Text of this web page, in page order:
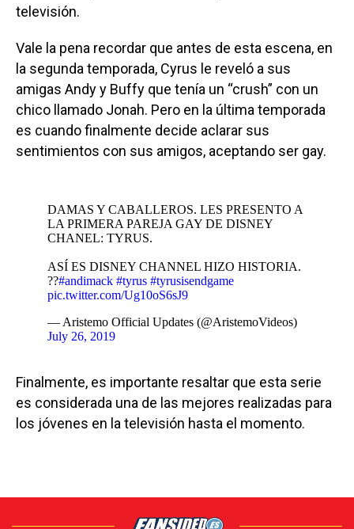
televisión.
Vale la pena recordar que antes de esta escena, en
la segunda temporada, Cyrus le reveló a sus
amigas Andy y Buffy que tenía un “crush” con un
chico llamado Jonah. Pero en la última temporada
es cuando finalmente decide aclarar sus
sentimientos con sus amigos, aceptando ser gay.
DAMAS Y CABALLEROS. LES PRESENTO A
LA PRIMERA PAREJA GAY DE DISNEY
CHANEL: TYRUS.
ASÍ ES DISNEY CHANNEL HIZO HISTORIA.
?️‍?#andimack #tyrus #tyrusisendgame
pic.twitter.com/Ug10oS6sJ9
— Aristemo Official Updates (@AristemoVideos)
July 26, 2019
Finalmente, es importante resaltar que esta serie
es considerada una de las mejores realizadas para
los jóvenes en la televisión hasta el momento.